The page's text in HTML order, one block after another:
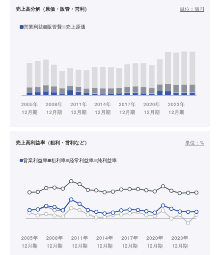
売上高分解（原価・販管・営利） 単位： 億円
営業利益 販管費 売上原価
売上高利益率（粗利・営利など） 単位： %
営業利益率 粗利率 経常利益率 純利益率